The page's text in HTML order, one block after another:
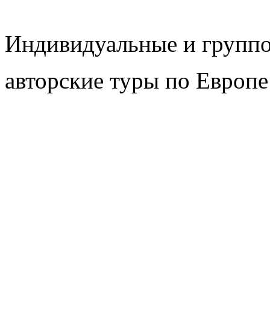
Индивидуальные и
авторские туры по